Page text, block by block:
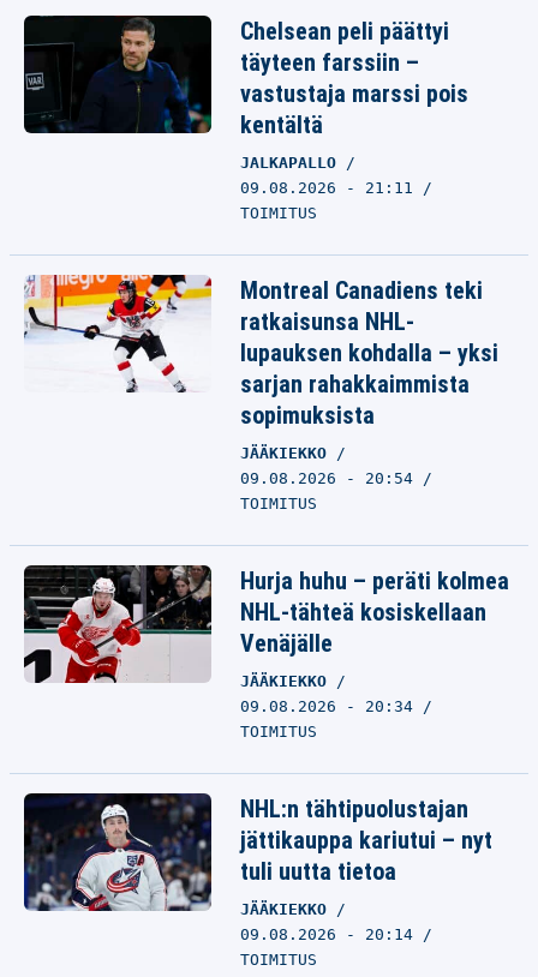
Chelsean peli päättyi
täyteen farssiin –
vastustaja marssi pois
kentältä
JALKAPALLO
09.08.2026 - 21:11
TOIMITUS
Montreal Canadiens teki
ratkaisunsa NHL-
lupauksen kohdalla – yksi
sarjan rahakkaimmista
sopimuksista
JÄÄKIEKKO
09.08.2026 - 20:54
TOIMITUS
Hurja huhu – peräti kolmea
NHL-tähteä kosiskellaan
Venäjälle
JÄÄKIEKKO
09.08.2026 - 20:34
TOIMITUS
NHL:n tähtipuolustajan
jättikauppa kariutui – nyt
tuli uutta tietoa
JÄÄKIEKKO
09.08.2026 - 20:14
TOIMITUS